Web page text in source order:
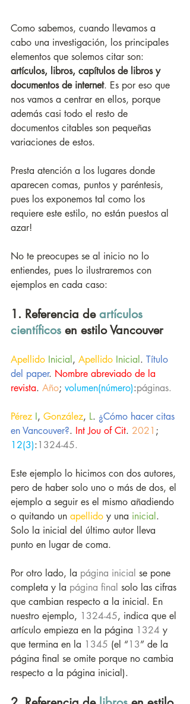
Como sabemos, cuando llevamos a
cabo una investigación, los principales
elementos que solemos citar son:
artículos, libros, capítulos de libros y
documentos de internet. Es por eso que
nos vamos a centrar en ellos, porque
además casi todo el resto de
documentos citables son pequeñas
variaciones de estos.
Presta atención a los lugares donde
aparecen comas, puntos y paréntesis,
pues los exponemos tal como los
requiere este estilo, no están puestos al
azar!
No te preocupes se al inicio no lo
entiendes, pues lo ilustraremos con
ejemplos en cada caso:
1. Referencia de artículos
científicos en estilo Vancouver
Apellido Inicial, Apellido Inicial. Título
del paper. Nombre abreviado de la
revista. Año; volumen(número):páginas.
Pérez I, González, L. ¿Cómo hacer citas
en Vancouver?. Int Jou of Cit. 2021 ;
12(3):1324-45.
Este ejemplo lo hicimos con dos autores,
pero de haber solo uno o más de dos, el
ejemplo a seguir es el mismo añadiendo
o quitando un apellido y una inicial.
Solo la inicial del último autor lleva
punto en lugar de coma.
Por otro lado, la página inicial se pone
completa y la página final solo las cifras
que cambian respecto a la inicial. En
nuestro ejemplo, 1324-45, indica que el
artículo empieza en la página 1324 y
que termina en la 1345 (el “13” de la
página final se omite porque no cambia
respecto a la página inicial).